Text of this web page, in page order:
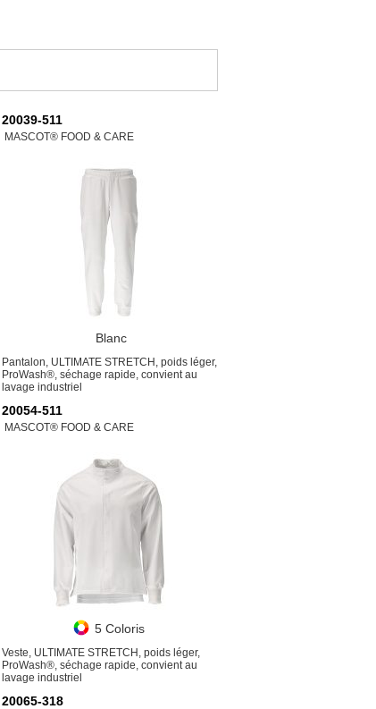
20039-511
MASCOT® FOOD & CARE
Blanc
Pantalon, ULTIMATE STRETCH, poids léger,
ProWash®, séchage rapide, convient au
lavage industriel
20054-511
MASCOT® FOOD & CARE
5 Coloris
Veste, ULTIMATE STRETCH, poids léger,
ProWash®, séchage rapide, convient au
lavage industriel
20065-318